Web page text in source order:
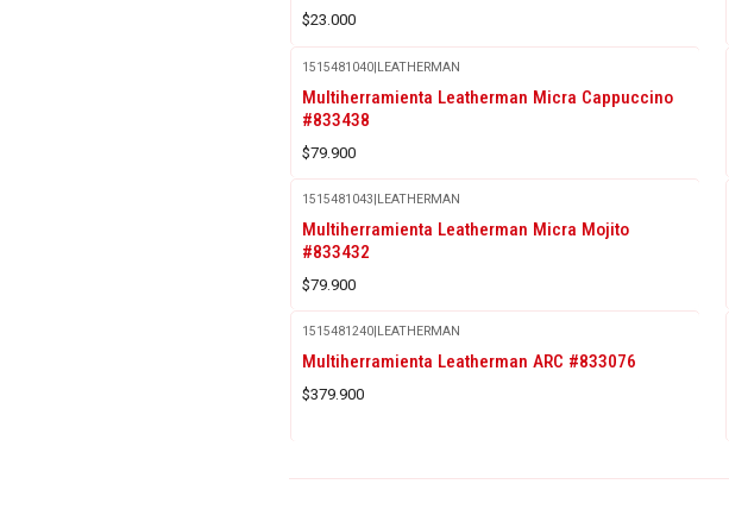
$23.000
1515481040|LEATHERMAN
Multiherramienta Leatherman Micra Cappuccino
#833438
$79.900
1515481043|LEATHERMAN
Multiherramienta Leatherman Micra Mojito
#833432
$79.900
1515481240|LEATHERMAN
Multiherramienta Leatherman ARC #833076
$379.900